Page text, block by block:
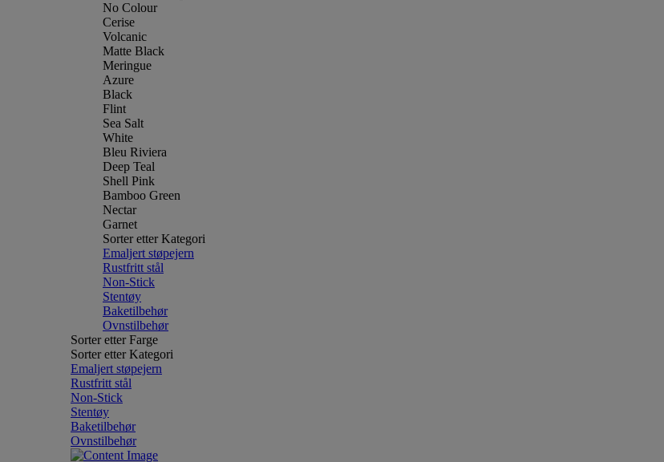
No Colour
Cerise
Volcanic
Matte Black
Meringue
Azure
Black
Flint
Sea Salt
White
Bleu Riviera
Deep Teal
Shell Pink
Bamboo Green
Nectar
Garnet
Sorter etter Kategori
Emaljert støpejern
Rustfritt stål
Non-Stick
Stentøy
Baketilbehør
Ovnstilbehør
Sorter etter Farge
Sorter etter Kategori
Emaljert støpejern
Rustfritt stål
Non-Stick
Stentøy
Baketilbehør
Ovnstilbehør